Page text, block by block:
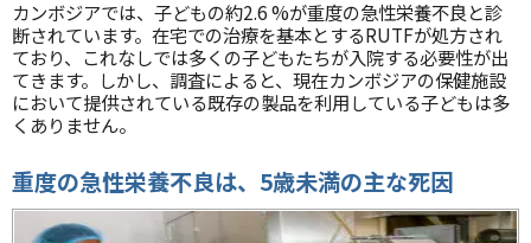
カンボジアでは、子どもの約2.6 %が重度の急性栄養不良と診
断されています。在宅での治療を基本とするRUTFが処方され
ており、これなしでは多くの子どもたちが入院する必要性が出
てきます。しかし、調査によると、現在カンボジアの保健施設
において提供されている既存の製品を利用している子どもは多
くありません。
重度の急性栄養不良は、5歳未満の主な死因